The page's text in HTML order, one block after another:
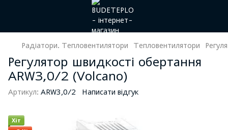
Радіатори. Тепловентилятори Тепловентилятори
Регулятор швидкості обертання
ARW3,0/2 (Volcano)
Артикул: ARW3,0/2 Написати відгук
Хіт